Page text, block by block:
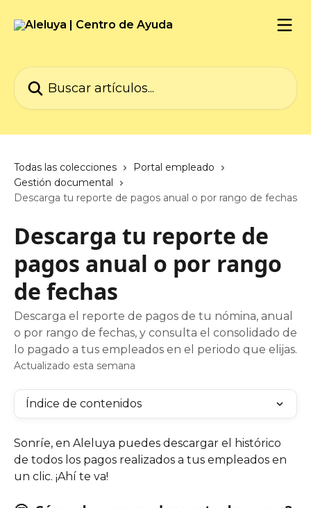
Buscar artículos...
Todas las colecciones
Portal empleado
Gestión documental
Descarga tu reporte de pagos anual o por rango de fechas
Descarga tu reporte de
pagos anual o por rango
de fechas
Descarga el reporte de pagos de tu nómina, anual
o por rango de fechas, y consulta el consolidado de
lo pagado a tus empleados en el periodo que elijas.
Actualizado esta semana
Índice de contenidos
Sonríe, en Aleluya puedes descargar el histórico
de todos los pagos realizados a tus empleados en
un clic. ¡Ahí te va!